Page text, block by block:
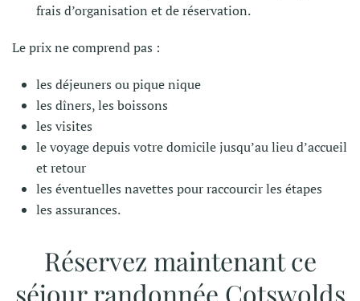
frais d’organisation et de réservation.
Le prix ne comprend pas :
les déjeuners ou pique nique
les dîners, les boissons
les visites
le voyage depuis votre domicile jusqu’au lieu d’accueil
et retour
les éventuelles navettes pour raccourcir les étapes
les assurances.
Réservez maintenant ce
séjour randonnée Cotswolds